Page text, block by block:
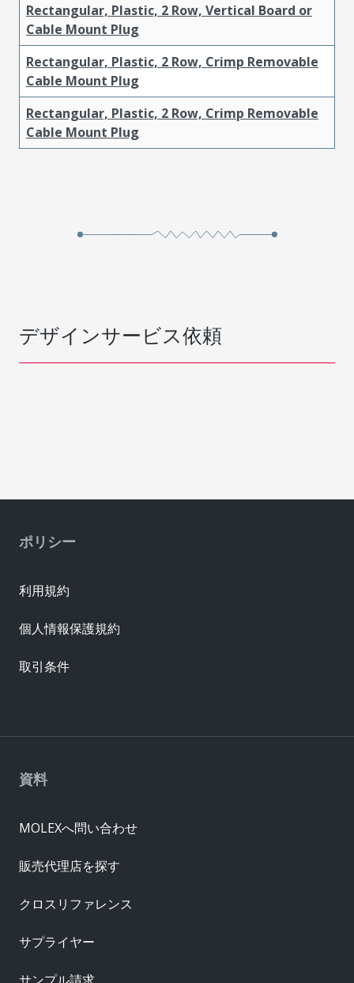
Rectangular, Plastic, 2 Row, Vertical Board or
Cable Mount Plug
Rectangular, Plastic, 2 Row, Crimp Removable
Cable Mount Plug
Rectangular, Plastic, 2 Row, Crimp Removable
Cable Mount Plug
デザインサービス依頼
資料
MOLEXへ問い合わせ
販売代理店を探す
クロスリファレンス
サプライヤー
サンプル請求
ポリシー
利用規約
個人情報保護規約
取引条件